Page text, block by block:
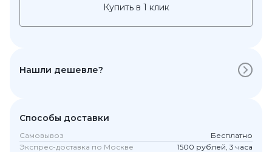
Купить в 1 клик
Нашли дешевле?
Способы доставки
Самовывоз
Бесплатно
Экспрес-доставка по Москве
1500 рублей, 3 часа